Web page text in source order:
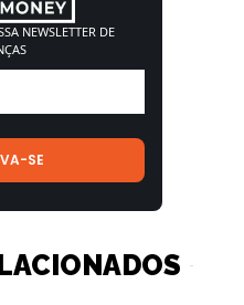
NEWSLETTER DE